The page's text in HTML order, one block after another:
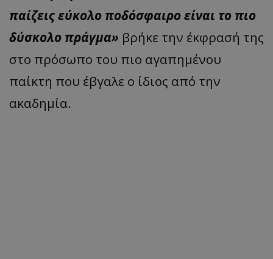
παίζεις εύκολο ποδόσφαιρο είναι το πιο
δύσκολο πράγμα» βρήκε την έκφρασή της
στο πρόσωπο του πιο αγαπημένου
παίκτη που έβγαλε ο ίδιος από την
ακαδημία.